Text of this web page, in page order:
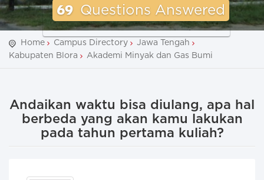
69 Questions Answered
Home Campus Directory
Jawa Tengah
Kabupaten Blora
Akademi Minyak dan Gas Bumi
Andaikan waktu bisa diulang, apa hal
berbeda yang akan kamu lakukan
pada tahun pertama kuliah?